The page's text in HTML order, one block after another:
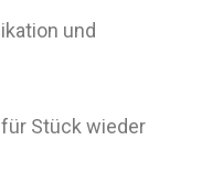
und
Stück wieder